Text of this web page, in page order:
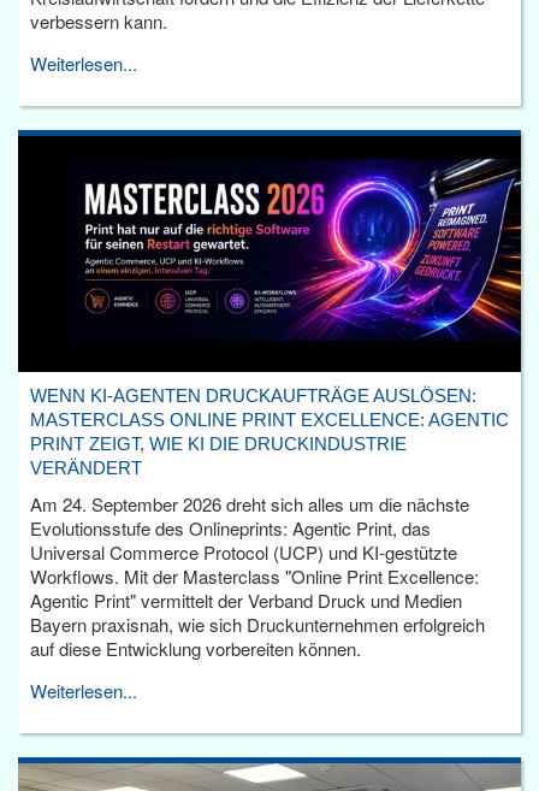
verbessern kann.
Weiterlesen...
WENN KI-AGENTEN DRUCKAUFTRÄGE AUSLÖSEN:
MASTERCLASS ONLINE PRINT EXCELLENCE: AGENTIC
PRINT ZEIGT, WIE KI DIE DRUCKINDUSTRIE
VERÄNDERT
Am 24. September 2026 dreht sich alles um die nächste
Evolutionsstufe des Onlineprints: Agentic Print, das
Universal Commerce Protocol (UCP) und KI-gestützte
Workflows. Mit der Masterclass "Online Print Excellence:
Agentic Print" vermittelt der Verband Druck und Medien
Bayern praxisnah, wie sich Druckunternehmen erfolgreich
auf diese Entwicklung vorbereiten können.
Weiterlesen...